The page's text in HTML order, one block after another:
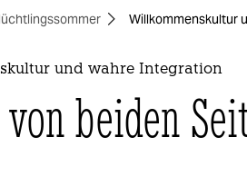
Willkommenskultur
und wahre Integration
beiden